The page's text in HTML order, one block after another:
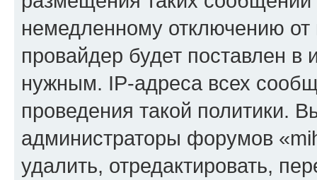
немедленному отключению
провайдер будет поставлен в
нужным. IP-адреса всех
проведения такой политики.
администраторы форумов
удалить, отредактировать,